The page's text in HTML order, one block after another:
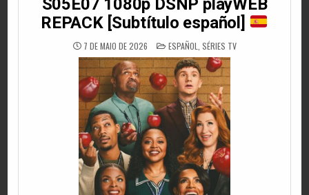
S05E07 1080p DSNP playWEB
REPACK [Subtítulo español]
7 DE MAIO DE 2026 POSTED
IN
ESPAÑOL SÉRIES TV